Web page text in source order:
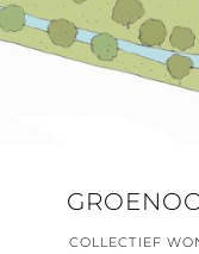
COLLECTIEF